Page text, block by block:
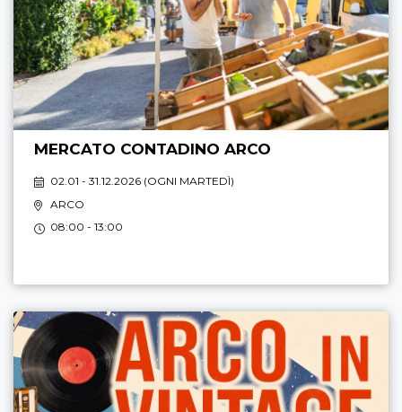
MERCATO CONTADINO ARCO
02.01 - 31.12.2026 (OGNI MARTEDÌ)
ARCO
08:00 - 13:00